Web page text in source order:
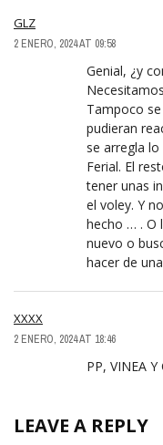
GLZ
2 ENERO, 2024 AT 09:58
Genial, ¿y
Tampoco
pudieran
se arregla
Ferial. El
tener unas
el voley. Y
hecho … . O
nuevo o
hacer de
XXXX
2 ENERO, 2024 AT 18:46
PP, VINEA
LEAVE A REPLY